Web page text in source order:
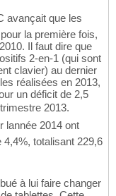
avançait que les
la première fois,
Il faut dire que
2-en-1 (qui sont
clavier) au dernier
réalisées en 2013,
un déficit de 2,5
2013.
2014 ont
totalisant 229,6
à lui faire changer